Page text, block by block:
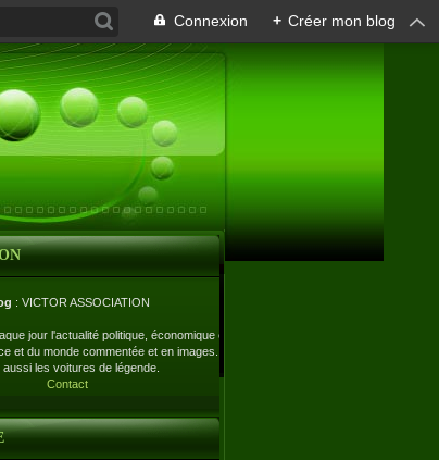
Connexion + Créer mon blog
: VICTOR ASSOCIATION
jour l'actualité politique, économique et
et du monde commentée et en images.
aussi les voitures de légende.
Contact